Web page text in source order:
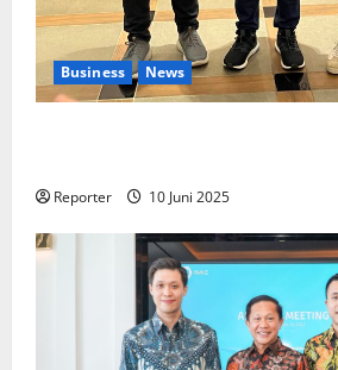
Business News
Reporter 10 Juni 2025